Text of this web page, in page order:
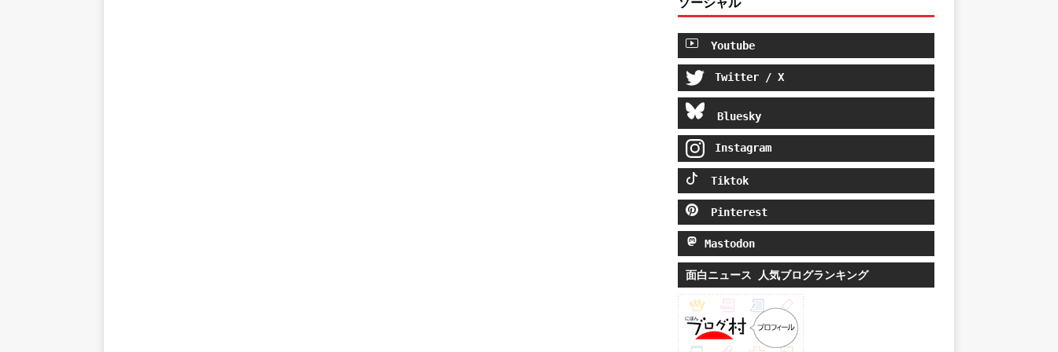
Youtube
Twitter / X
Bluesky
Instagram
Tiktok
Pinterest
Mastodon
面白ニュース 人気ブログランキング